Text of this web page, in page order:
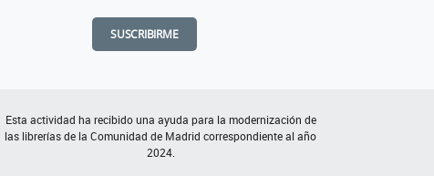
SUSCRIBIRME
Esta actividad ha recibido una ayuda para la modernización de
las librerías de la Comunidad de Madrid correspondiente al año
2024.